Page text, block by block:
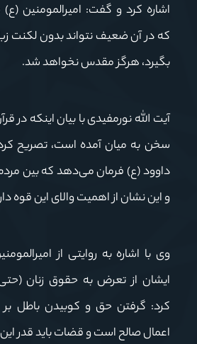
اشاره کرد و گفت: امیرالمومنین
که در آن ضعیف نتواند بدون لکنت
بگیرد، هرگز مقدس نخواهد شد.
آیت الله نورمفیدی با بیان اینکه در
سخن به میان آمده است، تصریح
داوود (ع) فرمان می‌دهد که بین
و این نشان از اهمیت والای این قوه
وی با اشاره به روایتی از
ایشان از تعرض به حقوق زنان
کرد: گرفتن حق و کوبیدن باطل بر
اعمال صالح است و قضات باید قدر این